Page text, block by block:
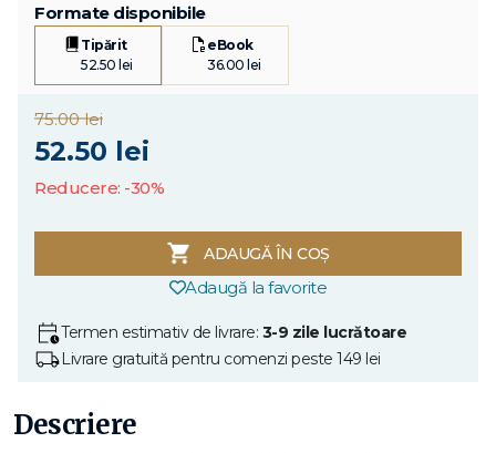
Formate disponibile
Tipărit
52.50 lei
eBook
36.00 lei
75.00 lei
52.50 lei
Reducere: -30%
ADAUGĂ ÎN COȘ
Adaugă la favorite
Termen estimativ de livrare: 3-9 zile lucrătoare
Livrare gratuită pentru comenzi peste 149 lei
Descriere